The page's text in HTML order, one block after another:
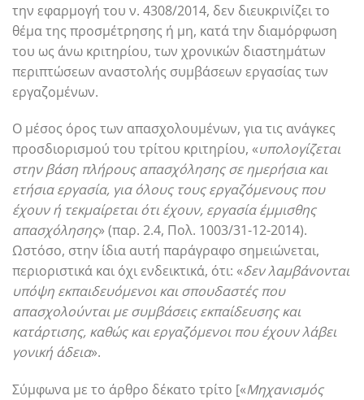
την εφαρμογή του ν. 4308/2014, δεν διευκρινίζει το
θέμα της προσμέτρησης ή μη, κατά την διαμόρφωση
του ως άνω κριτηρίου, των χρονικών διαστημάτων
περιπτώσεων αναστολής συμβάσεων εργασίας των
εργαζομένων.
Ο μέσος όρος των απασχολουμένων, για τις ανάγκες
προσδιορισμού του τρίτου κριτηρίου, «υπολογίζεται
στην βάση πλήρους απασχόλησης σε ημερήσια και
ετήσια εργασία, για όλους τους εργαζόμενους που
έχουν ή τεκμαίρεται ότι έχουν, εργασία έμμισθης
απασχόλησης» (παρ. 2.4, Πολ. 1003/31-12-2014).
Ωστόσο, στην ίδια αυτή παράγραφο σημειώνεται,
περιοριστικά και όχι ενδεικτικά, ότι: «δεν λαμβάνονται
υπόψη εκπαιδευόμενοι και σπουδαστές που
απασχολούνται με συμβάσεις εκπαίδευσης και
κατάρτισης, καθώς και εργαζόμενοι που έχουν λάβει
γονική άδεια».
Σύμφωνα με το άρθρο δέκατο τρίτο [«Μηχανισμός